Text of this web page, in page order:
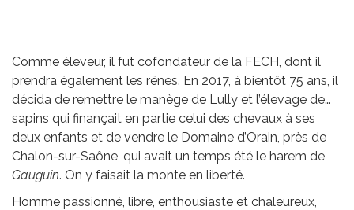
Comme éleveur, il fut cofondateur de la FECH, dont il
prendra également les rênes. En 2017, à bientôt 75 ans, il
décida de remettre le manège de Lully et l’élevage de…
sapins qui finançait en partie celui des chevaux à ses
deux enfants et de vendre le Domaine d’Orain, près de
Chalon-sur-Saône, qui avait un temps été le harem de
Gauguin. On y faisait la monte en liberté.
Homme passionné, libre, enthousiaste et chaleureux,